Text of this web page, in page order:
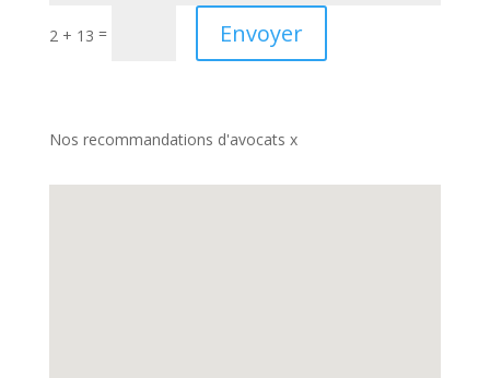
2 + 13 = Envoyer
Nos recommandations d'avocats x